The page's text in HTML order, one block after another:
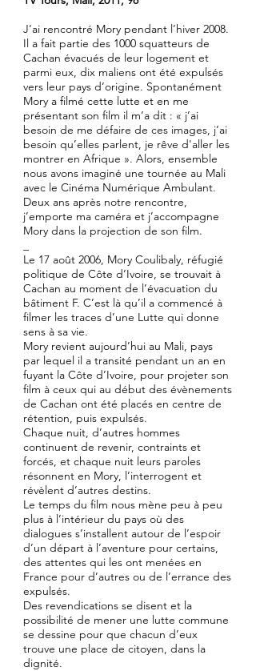
J’ai rencontré Mory pendant l’hiver 2008.
Il a fait partie des 1000 squatteurs de
Cachan évacués de leur logement et
parmi eux, dix maliens ont été expulsés
vers leur pays d’origine. Spontanément
Mory a filmé cette lutte et en me
présentant son film il m’a dit : « j’ai
besoin de me défaire de ces images, j’ai
besoin qu’elles parlent, je rêve d'aller les
montrer en Afrique ». Alors, ensemble
nous avons imaginé une tournée au Mali
avec le Cinéma Numérique Ambulant.
Deux ans après notre rencontre,
j’emporte ma caméra et j’accompagne
Mory dans la projection de son film.
Le 17 août 2006, Mory Coulibaly, réfugié
politique de Côte d’Ivoire, se trouvait à
Cachan au moment de l’évacuation du
bâtiment F. C’est là qu’il a commencé à
filmer les traces d’une Lutte qui donne
sens à sa vie.
Mory revient aujourd’hui au Mali, pays
par lequel il a transité pendant un an en
fuyant la Côte d’Ivoire, pour projeter son
film à ceux qui au début des évènements
de Cachan ont été placés en centre de
rétention, puis expulsés.
Chaque nuit, d’autres hommes
continuent de revenir, contraints et
forcés, et chaque nuit leurs paroles
résonnent en Mory, l’interrogent et
révèlent d’autres destins.
Le temps du film nous mène peu à peu
plus à l’intérieur du pays où des
dialogues s’installent autour de l’espoir
d’un départ à l’aventure pour certains,
des attentes qui les ont menées en
France pour d’autres ou de l’errance des
expulsés.
Des revendications se disent et la
possibilité de mener une lutte commune
se dessine pour que chacun d’eux
trouve une place de citoyen, dans la
dignité.